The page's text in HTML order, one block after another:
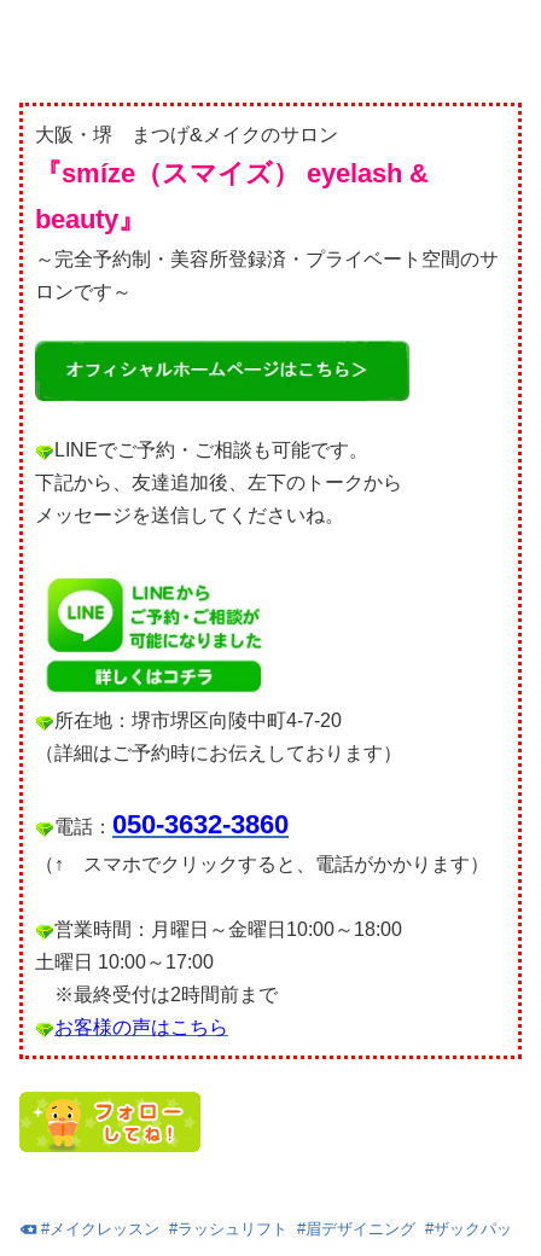
大阪・堺 まつげ&メイクのサロン
『smíze（スマイズ） eyelash &
beauty』
～完全予約制・美容所登録済・プライベート空間のサ
ロンです～
LINEでご予約・ご相談も可能です。
下記から、友達追加後、左下のトークから
メッセージを送信してくださいね。
所在地：堺市堺区向陵中町4-7-20
（詳細はご予約時にお伝えしております）
電話： 050-3632-3860
（↑ スマホでクリックすると、電話がかかります）
営業時間：月曜日～金曜日10:00～18:00
土曜日 10:00～17:00
※最終受付は2時間前まで
お客様の声はこちら
#メイクレッスン #ラッシュリフト #眉デザイニング #ザックパッ